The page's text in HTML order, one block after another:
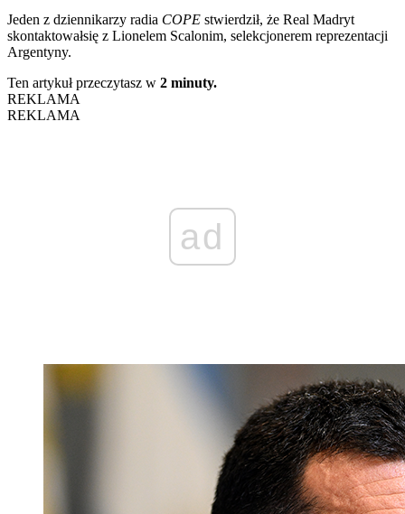
Jeden z dziennikarzy radia COPE stwierdził, że Real Madryt
skontaktowałsię z Lionelem Scalonim, selekcjonerem reprezentacji
Argentyny.
Ten artykuł przeczytasz w 2 minuty.
REKLAMA
REKLAMA
ad